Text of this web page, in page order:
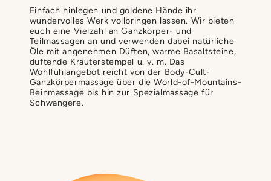
Einfach hinlegen und goldene Hände ihr
wundervolles Werk vollbringen lassen. Wir bieten
euch eine Vielzahl an Ganzkörper- und
Teilmassagen an und verwenden dabei natürliche
Öle mit angenehmen Düften, warme Basaltsteine,
duftende Kräuterstempel u. v. m. Das
Wohlfühlangebot reicht von der Body-Cult-
Ganzkörpermassage über die World-of-Mountains-
Beinmassage bis hin zur Spezialmassage für
Schwangere.